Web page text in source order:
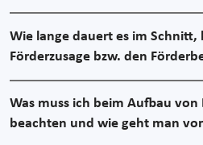
Wie lange dauert es im Schnitt,
Förderzusage bzw. den
Was muss ich beim Aufbau
beachten und wie geht man